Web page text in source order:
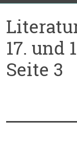
17. und
Seite 3